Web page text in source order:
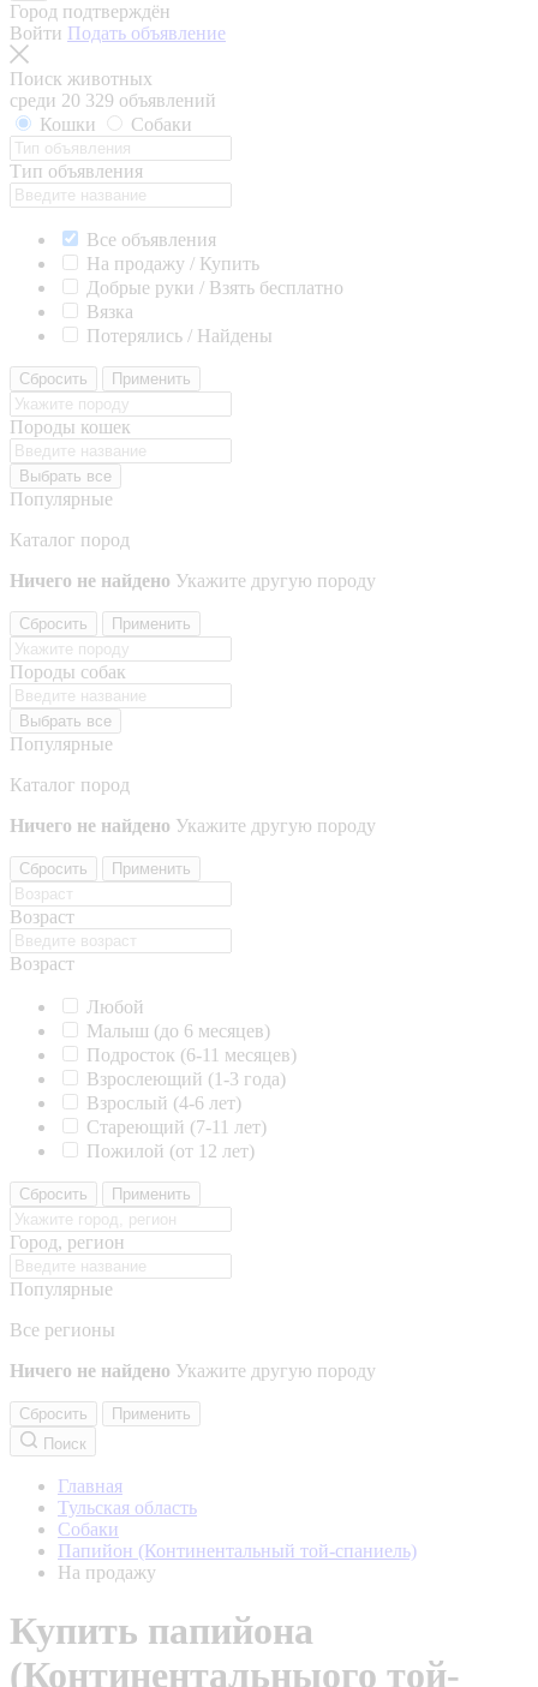
Город подтверждён
Войти Подать объявление
Поиск животных
среди 20 329 объявлений
Кошки
Собаки
Тип объявления
Все объявления
На продажу / Купить
Добрые руки / Взять бесплатно
Вязка
Потерялись / Найдены
Сбросить Применить
Породы кошек
Выбрать все
Популярные
Каталог пород
Ничего не найдено Укажите другую породу
Сбросить Применить
Породы собак
Выбрать все
Популярные
Каталог пород
Ничего не найдено Укажите другую породу
Сбросить Применить
Возраст
Возраст
Любой
Малыш (до 6 месяцев)
Подросток (6-11 месяцев)
Взрослеющий (1-3 года)
Взрослый (4-6 лет)
Стареющий (7-11 лет)
Пожилой (от 12 лет)
Сбросить Применить
Город, регион
Популярные
Все регионы
Ничего не найдено Укажите другую породу
Сбросить
Применить
Поиск
Главная
Тульская область
Собаки
Папийон (Континентальный той-спаниель)
На продажу
Купить папийона
(Континентальныого той-